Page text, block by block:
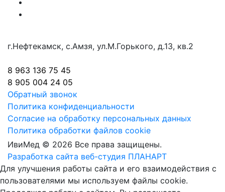
г.Нефтекамск, с.Амзя, ул.М.Горького, д.13, кв.2
8 963 136 75 45
8 905 004 24 05
Обратный звонок
Политика конфиденциальности
Согласие на обработку персональных данных
Политика обработки файлов cookie
ИвиМед © 2026 Все права защищены.
Разработка сайта веб-студия ПЛАНАРТ
Для улучшения работы сайта и его взаимодействия с
пользователями мы используем файлы cookie.